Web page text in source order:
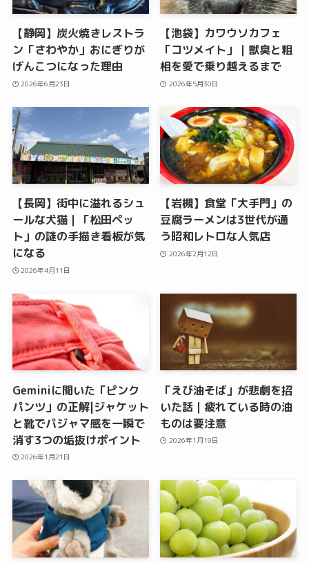
【静岡】炭火焼きレストラ
ン「さわやか」おにぎりが
げんこつになった理由
2026年6月23日
【池袋】カワウソカフェ
「コツメイト」｜獣臭と粗
相を愛で乗り越えるまで
2026年5月30日
【長岡】街中に溢れるシュ
ールな犬猫｜「松田ペッ
ト」の謎の手描き看板が気
になる
2026年4月11日
【岩槻】食堂「大手門」の
豆腐ラーメンは3世代が通
う昭和レトロな人気店
2026年2月12日
Geminiに聞いた「ピンク
パンツ」の正解|ジャケット
と靴でパジャマ感を一瞬で
消す3つの垢抜けポイント
2026年1月21日
「えび油そば」が悲劇を招
いた話｜疲れている時の油
ものは要注意
2026年1月19日